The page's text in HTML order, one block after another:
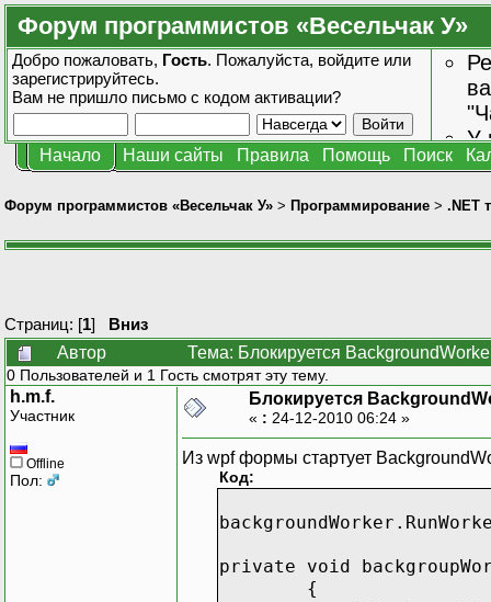
Форум программистов «Весельчак У»
Добро пожаловать, Гость. Пожалуйста, войдите или
зарегистрируйтесь.
Вам не пришло письмо с кодом активации?
У
Начало Наши сайты Правила Помощь Поиск
Форум программистов «Весельчак У» > Программирование > .NET
Страниц: [1] Вниз
Автор
Тема: Блокируется
0 Пользователей и 1 Гость смотрят эту тему.
h.m.f.
Участник
Offline
Пол:
Блокируется
« : 24-12-2010 06:24 »
Из wpf формы стартует
Код:
private void
{